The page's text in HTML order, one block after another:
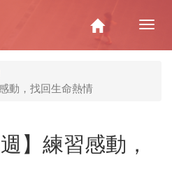
Home
動，找回生命熱情
】練習感動，